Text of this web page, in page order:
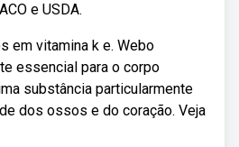
e USDA.
em vitamina k e. Webo
essencial para o corpo
substância particularmente
dos ossos e do coração. Veja